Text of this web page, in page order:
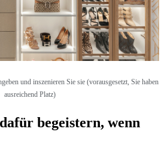
und inszenieren Sie sie (vorausgesetzt, Sie haben
ausreichend Platz)
begeistern, wenn